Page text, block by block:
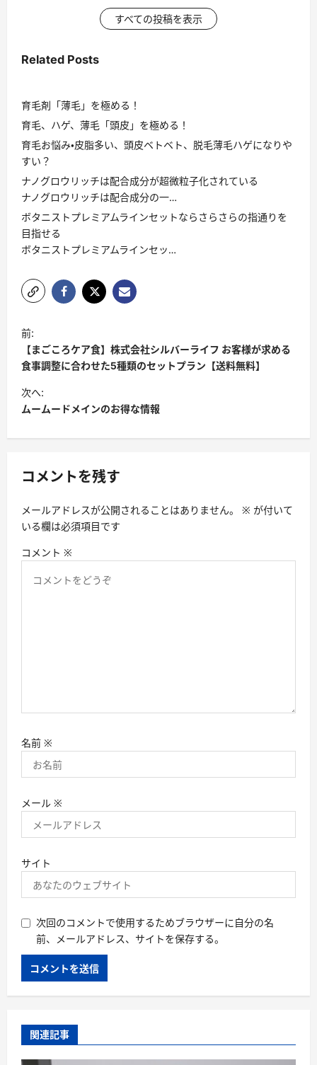
すべての投稿を表示
Related Posts
育毛剤「薄毛」を極める！
育毛、ハゲ、薄毛「頭皮」を極める！
育毛お悩み・皮脂多い、頭皮ベトベト、脱毛薄毛ハゲになりや
すい？
ナノグロウリッチは配合成分が超微粒子化されている
ナノグロウリッチは配合成分の一…
ボタニストプレミアムラインセットならさらさらの指通りを
目指せる
ボタニストプレミアムラインセッ…
投
稿
ナ
ビ
ゲ
ー
ョ
前:
【まごころケア食】株式会社シルバーライフ お客様が求める
食事調整に合わせた5種類のセットプラン【送料無料】
次へ:
ムームードメインのお得な情報
コメントを残す
メールアドレスが公開されることはありません。 ※ が付いて
いる欄は必須項目です
コメント ※
名前 ※
メール ※
サイト
次回のコメントで使用するためブラウザーに自分の名
前、メールアドレス、サイトを保存する。
関連記事